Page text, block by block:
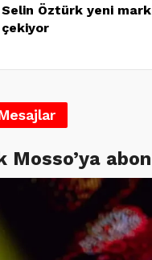
Selin Öztürk yeni
çekiyor
Mosso’ya